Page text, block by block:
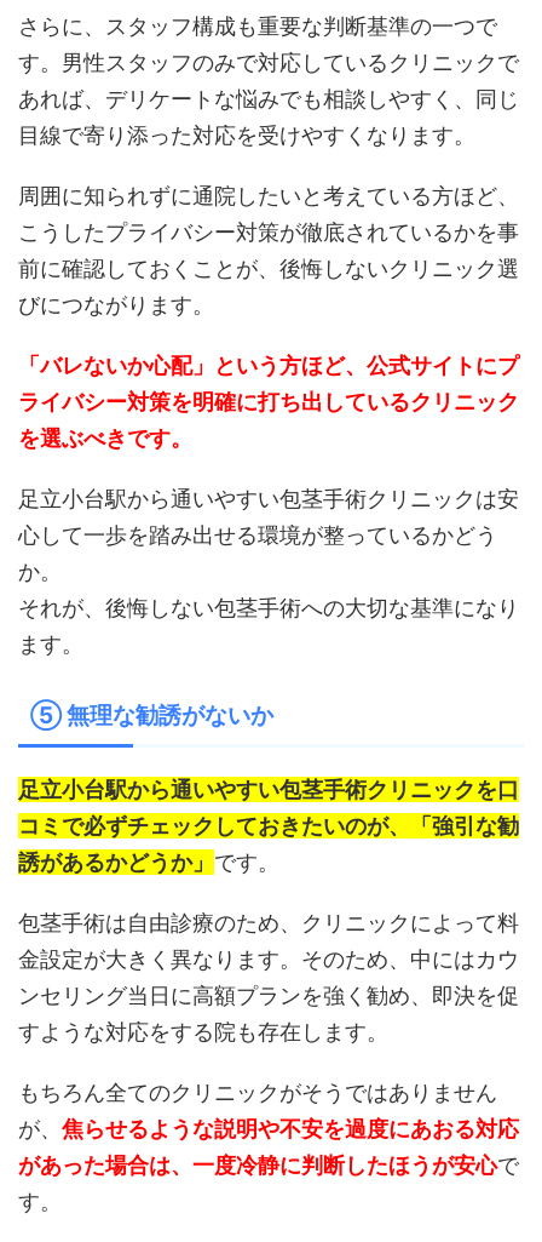
さらに、スタッフ構成も重要な判断基準の一つで
す。男性スタッフのみで対応しているクリニックで
あれば、デリケートな悩みでも相談しやすく、同じ
目線で寄り添った対応を受けやすくなります。
周囲に知られずに通院したいと考えている方ほど、
こうしたプライバシー対策が徹底されているかを事
前に確認しておくことが、後悔しないクリニック選
びにつながります。
「バレないか心配」という方ほど、公式サイトにプ
ライバシー対策を明確に打ち出しているクリニック
を選ぶべきです。
足立小台駅から通いやすい包茎手術クリニックは安
心して一歩を踏み出せる環境が整っているかどう
か。
それが、後悔しない包茎手術への大切な基準になり
ます。
⑤ 無理な勧誘がないか
足立小台駅から通いやすい包茎手術クリニックを口
コミで必ずチェックしておきたいのが、「強引な勧
誘があるかどうか」 です。
包茎手術は自由診療のため、クリニックによって料
金設定が大きく異なります。そのため、中にはカウ
ンセリング当日に高額プランを強く勧め、即決を促
すような対応をする院も存在します。
もちろん全てのクリニックがそうではありません
が、 焦らせるような説明や不安を過度にあおる対応
があった場合は、一度冷静に判断したほうが安心で
す。